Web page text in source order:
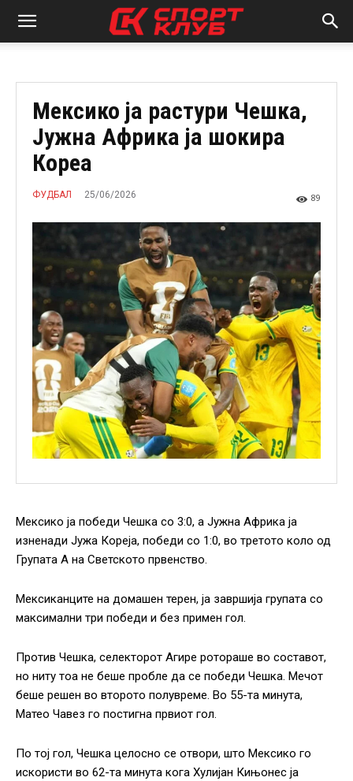
Мексико ја растури Чешка,
Јужна Африка ја шокира
Кореа
ФУДБАЛ 25/06/2026 89
Мексико ја победи Чешка со 3:0, а Јужна Африка ја
изненади Јужа Кореја, победи со 1:0, во третото коло од
Групата А на Светското првенство.
Мексиканците на домашен терен, ја завршија групата со
максимални три победи и без примен гол.
Против Чешка, селекторот Агире ротораше во составот,
но ниту тоа не беше пробле да се победи Чешка. Мечот
беше решен во второто полувреме. Во 55-та минута,
Матео Чавез го постигна првиот гол.
По тој гол, Чешка целосно се отвори, што Мексико го
искористи во 62-та минута кога Хулијан Кињонес ја